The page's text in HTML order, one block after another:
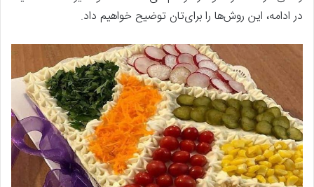
در ادامه، این روش‌ها را برای‌تان توضیح خواهیم داد.